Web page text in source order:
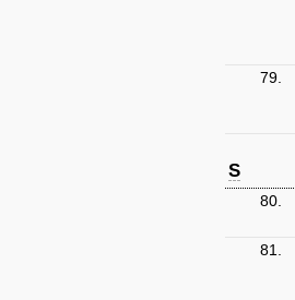
79.
S
80.
81.